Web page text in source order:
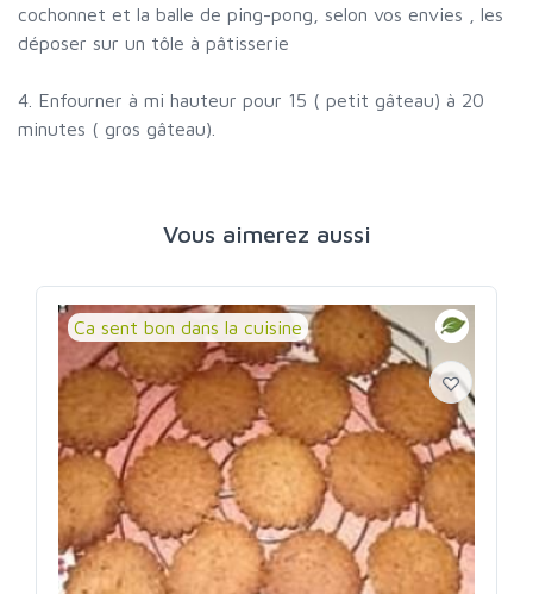
cochonnet et la balle de ping-pong, selon vos envies , les
déposer sur un tôle à pâtisserie
4. Enfourner à mi hauteur pour 15 ( petit gâteau) à 20
minutes ( gros gâteau).
Vous aimerez aussi
Ca sent bon dans la cuisine